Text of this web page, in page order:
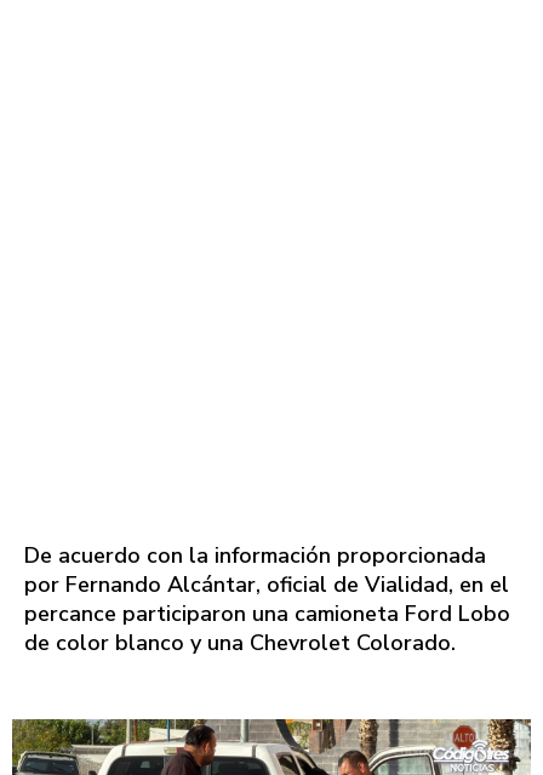
De acuerdo con la información proporcionada
por Fernando Alcántar, oficial de Vialidad, en el
percance participaron una camioneta Ford Lobo
de color blanco y una Chevrolet Colorado.